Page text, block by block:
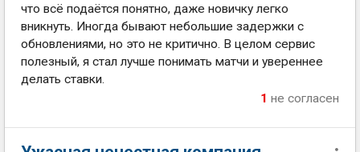
что всё подаётся понятно, даже новичку легко
вникнуть. Иногда бывают небольшие задержки с
обновлениями, но это не критично. В целом сервис
полезный, я стал лучше понимать матчи и увереннее
делать ставки.
1 не согласен